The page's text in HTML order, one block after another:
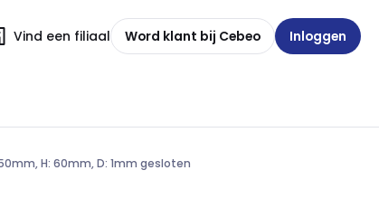
Vind een filiaal Word klant bij Cebeo Inloggen
H: 60mm, D: 1mm gesloten